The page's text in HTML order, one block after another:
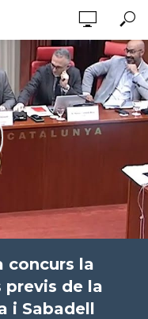
concurs la
previs de la
i Sabadell